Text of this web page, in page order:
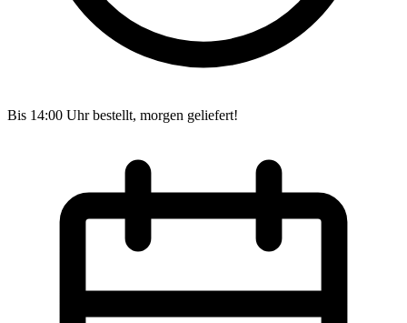
Bis 14:00 Uhr bestellt, morgen geliefert!